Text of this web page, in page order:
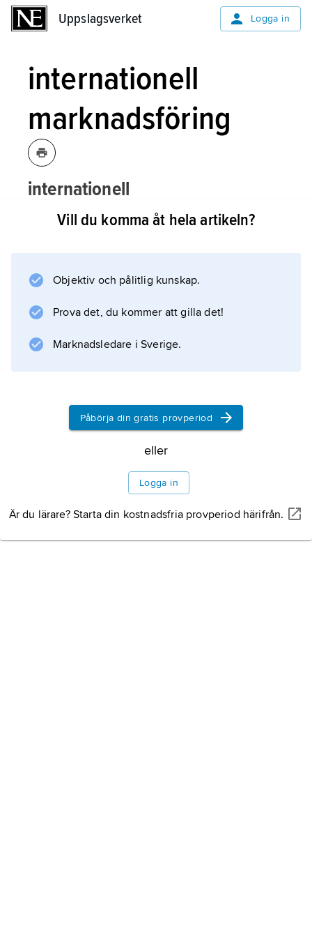
Uppslagsverket Logga in
internationell
marknadsföring
internationell
marknadsföring,
marknadsföringsprinciperna tillämpas, men
vissa frågeställningar betonas särskilt, t.ex.
etableringsvillkor.
Vill du komma åt hela artikeln?
Objektiv och pålitlig kunskap.
Prova det, du kommer att gilla det!
Marknadsledare i Sverige.
Påbörja din gratis provperiod
eller
Logga in
Är du lärare? Starta din kostnadsfria provperiod härifrån.